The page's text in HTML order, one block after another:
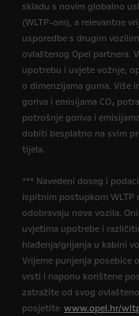
skladu s novim globalno
(WLTP-om), a relevantne
usporedbe s drugim
ovlaštenog Opel partnera.
upotrebu i uvjete vožnje,
o dimenzijama guma. Više
goriva i emisijama CO₂
potrošnje goriva i
dobiti besplatno na svim
tijela.
*** Navedeni doseg i
ispitnim postupkom WLTP
odobravaju nova vozila.
uvjetima upotrebe i
hlađenja/grijanja u kabini
Vrijeme punjenja posebice
vrsti i naponu korištene
zatražite od svog
posjetite www.opel.hr/